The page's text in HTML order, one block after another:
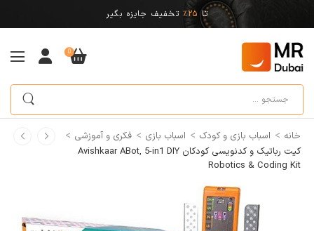
تا 25% تخفیف جایزه بگیر
0
خانه > اسباب بازی و کودک > اسباب بازی > فکری و آموزشی >
کیت رباتیک و کدنویسی کودکان Avishkaar ABot, 5-in1 DIY
Robotics & Coding Kit